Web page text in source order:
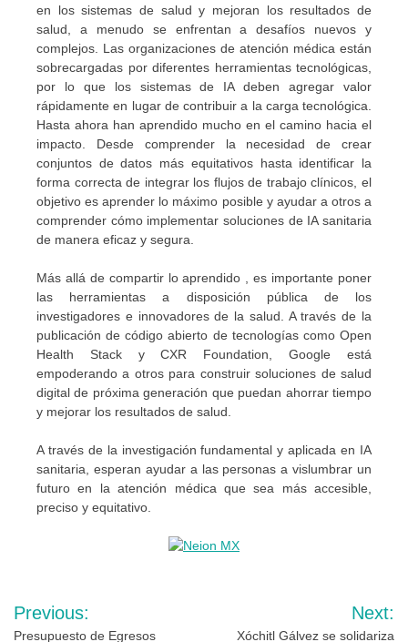
en los sistemas de salud y mejoran los resultados de
salud, a menudo se enfrentan a desafíos nuevos y
complejos. Las organizaciones de atención médica están
sobrecargadas por diferentes herramientas tecnológicas,
por lo que los sistemas de IA deben agregar valor
rápidamente en lugar de contribuir a la carga tecnológica.
Hasta ahora han aprendido mucho en el camino hacia el
impacto. Desde comprender la necesidad de crear
conjuntos de datos más equitativos hasta identificar la
forma correcta de integrar los flujos de trabajo clínicos, el
objetivo es aprender lo máximo posible y ayudar a otros a
comprender cómo implementar soluciones de IA sanitaria
de manera eficaz y segura.
Más allá de compartir lo aprendido , es importante poner
las herramientas a disposición pública de los
investigadores e innovadores de la salud. A través de la
publicación de código abierto de tecnologías como Open
Health Stack y CXR Foundation, Google está
empoderando a otros para construir soluciones de salud
digital de próxima generación que puedan ahorrar tiempo
y mejorar los resultados de salud.
A través de la investigación fundamental y aplicada en IA
sanitaria, esperan ayudar a las personas a vislumbrar un
futuro en la atención médica que sea más accesible,
preciso y equitativo.
Navegación
Previous:
Presupuesto de Egresos
Next:
Xóchitl Gálvez se solidariza